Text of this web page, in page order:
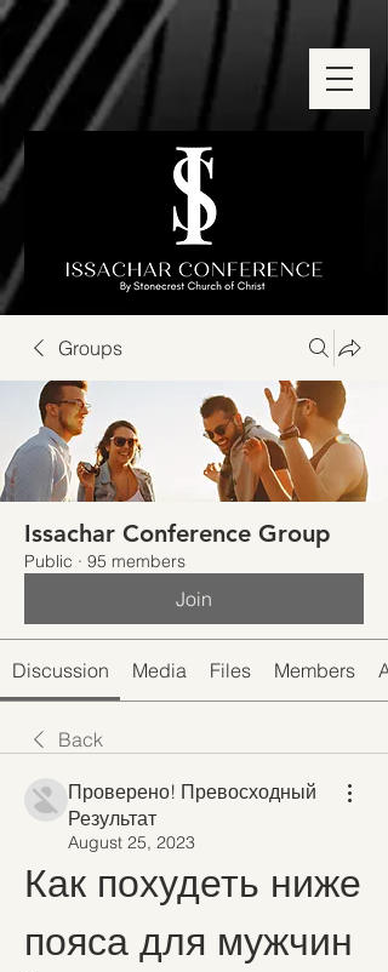
Groups
Issachar Conference Group
Public · 95 members
Join
Discussion Media Files Members
Back
Проверено! Превосходный
Результат
August 25, 2023
Как похудеть ниже
пояса для мужчин